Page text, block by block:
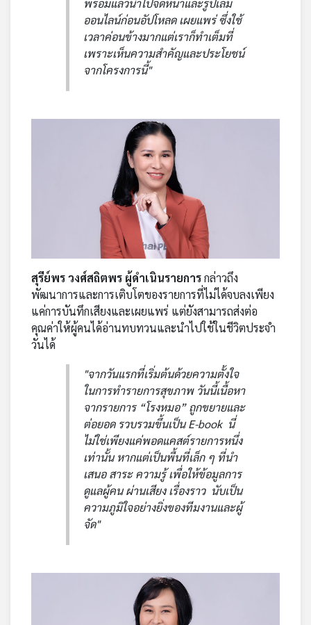
พร้อมแล้วนำไปจัดหน้าและรูปเล่ม
ออนไลน์ก่อนอัปโหลด เผยแพร่ ซึ่งใช้
เวลาค่อนข้างมากแต่เราก็ทำเต็มที่
เพราะเห็นความสำคัญและประโยชน์
จากโครงการนี้"
สุรีย์พร วงศ์สถิตพร ผู้ดำเนินรายการกล่าวถึง
พัฒนาการและการเติบโตของรายการที่ไม่ได้จบลงเพียง
แค่การบันทึกเสียงและเผยแพร่ แต่ยังสามารถส่งต่อ
คุณค่าให้ผู้คนได้อ่านทบทวนและนำไปใช้ในชีวิตประจำ
วันได้
"จากวันแรกที่เริ่มต้นด้วยความตั้งใจ
ในการทำรายการสุขภาพ วันนี้เนื้อหา
จากรายการ “โรงหมอ” ถูกขยายและ
ต่อยอด รวบรวมขึ้นเป็น E-book นี่
ไม่ใช่เพียงแค่พอดแคสต์รายการหนึ่ง
เท่านั้น หากแต่เป็นพื้นที่เล็ก ๆ ที่นำ
เสนอ สาระ ความรู้ เพื่อให้ข้อมูลการ
ดูแลผู้คน ผ่านเสียง เรื่องราว นับเป็น
ความภูมิใจอย่างยิ่งของทีมงานและผู้
จัด"